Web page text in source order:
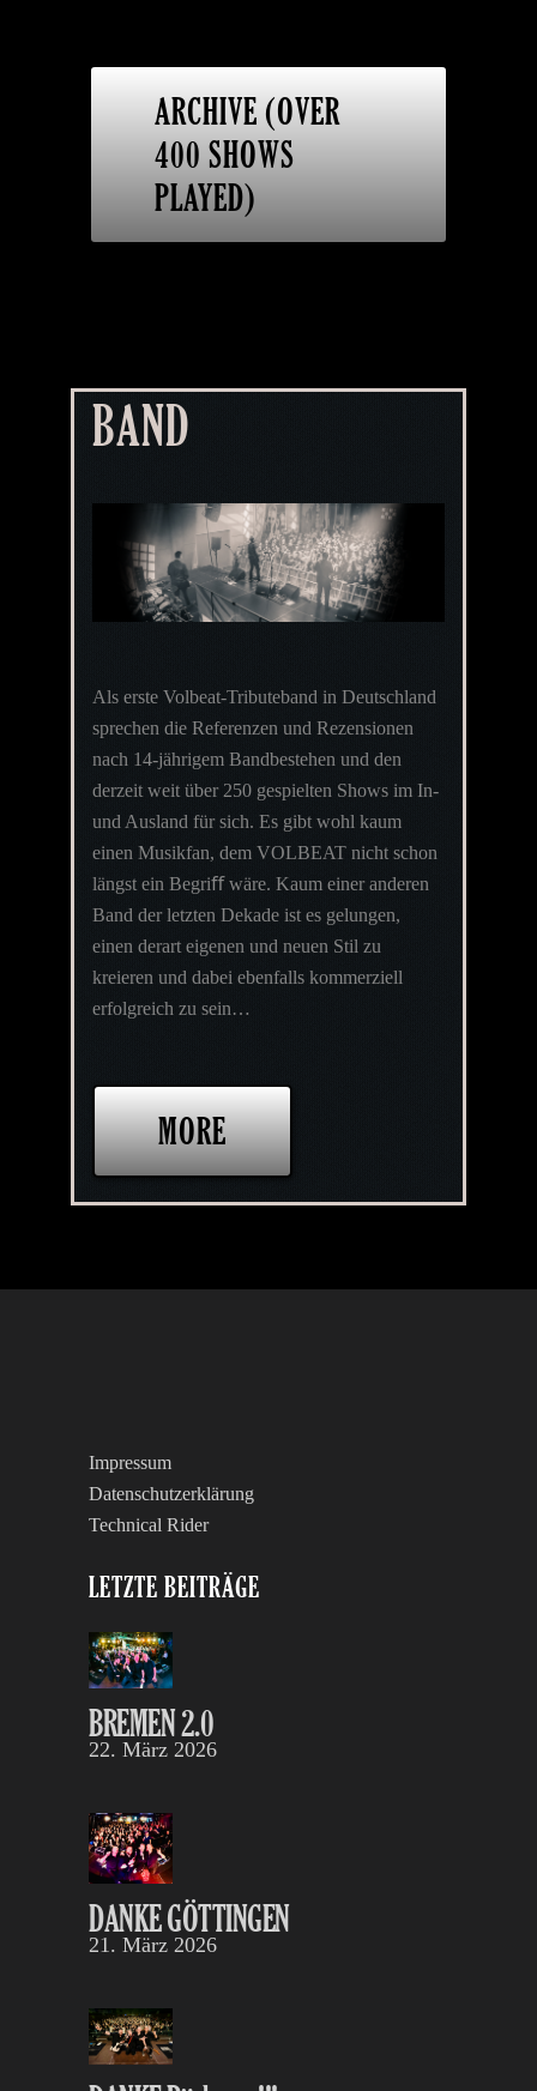
ARCHIVE (OVER
400 SHOWS
PLAYED)
BAND
Als erste Volbeat-Tributeband in Deutschland
sprechen die Referenzen und Rezensionen
nach 14-jährigem Bandbestehen und den
derzeit weit über 250 gespielten Shows im In-
und Ausland für sich. Es gibt wohl kaum
einen Musikfan, dem VOLBEAT nicht schon
längst ein Begriﬀ wäre. Kaum einer anderen
Band der letzten Dekade ist es gelungen,
einen derart eigenen und neuen Stil zu
kreieren und dabei ebenfalls kommerziell
erfolgreich zu sein…
MORE
Impressum
Datenschutzerklärung
Technical Rider
LETZTE BEITRÄGE
BREMEN 2.0
22. März 2026
DANKE GÖTTINGEN
21. März 2026